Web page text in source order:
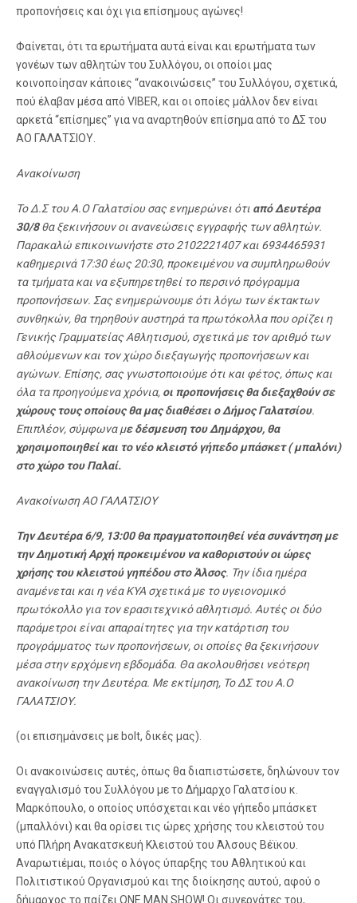
προπονήσεις και όχι για επίσημους αγώνες!
Φαίνεται, ότι τα ερωτήματα αυτά είναι και ερωτήματα των
γονέων των αθλητών του Συλλόγου, οι οποίοι μας
κοινοποίησαν κάποιες “ανακοινώσεις” του Συλλόγου, σχετικά,
πού έλαβαν μέσα από VIBER, και οι οποίες μάλλον δεν είναι
αρκετά “επίσημες” για να αναρτηθούν επίσημα από το ΔΣ του
ΑΟ ΓΑΛΑΤΣΙΟΥ.
Ανακοίνωση
Το Δ.Σ του Α.Ο Γαλατσίου σας ενημερώνει ότι από Δευτέρα
30/8θα ξεκινήσουν οι ανανεώσεις εγγραφής των αθλητών.
Παρακαλώ επικοινωνήστε στο 2102221407 και 6934465931
καθημερινά 17:30 έως 20:30, προκειμένου να συμπληρωθούν
τα τμήματα και να εξυπηρετηθεί το περσινό πρόγραμμα
προπονήσεων. Σας ενημερώνουμε ότι λόγω των έκτακτων
συνθηκών, θα τηρηθούν αυστηρά τα πρωτόκολλα που ορίζει η
Γενικής Γραμματείας Αθλητισμού, σχετικά με τον αριθμό των
αθλούμενων και τον χώρο διεξαγωγής προπονήσεων και
αγώνων. Επίσης, σας γνωστοποιούμε ότι και φέτος, όπως και
όλα τα προηγούμενα χρόνια, οι προπονήσεις θα διεξαχθούν σε
χώρους τους οποίους θα μας διαθέσει ο Δήμος Γαλατσίου.
Επιπλέον, σύμφωνα με δέσμευση του Δημάρχου, θα
χρησιμοποιηθεί και το νέο κλειστό γήπεδο μπάσκετ ( μπαλόνι)
στο χώρο του Παλαί.
Ανακοίνωση ΑΟ ΓΑΛΑΤΣΙΟΥ
Την Δευτέρα 6/9, 13:00 θα πραγματοποιηθεί νέα συνάντηση με
την Δημοτική Αρχή προκειμένου να καθοριστούν οι ώρες
χρήσης του κλειστού γηπέδου στο Άλσος. Την ίδια ημέρα
αναμένεται και η νέα ΚΥΑ σχετικά με το υγειονομικό
πρωτόκολλο για τον ερασιτεχνικό αθλητισμό. Αυτές οι δύο
παράμετροι είναι απαραίτητες για την κατάρτιση του
προγράμματος των προπονήσεων, οι οποίες θα ξεκινήσουν
μέσα στην ερχόμενη εβδομάδα. Θα ακολουθήσει νεότερη
ανακοίνωση την Δευτέρα. Με εκτίμηση, Το ΔΣ του Α.Ο
ΓΑΛΑΤΣΙΟΥ.
(οι επισημάνσεις με bolt, δικές μας).
Οι ανακοινώσεις αυτές, όπως θα διαπιστώσετε, δηλώνουν τον
εναγγαλισμό του Συλλόγου με το Δήμαρχο Γαλατσίου κ.
Μαρκόπουλο, ο οποίος υπόσχεται και νέο γήπεδο μπάσκετ
(μπαλλόνι) και θα ορίσει τις ώρες χρήσης του κλειστού του
υπό Πλήρη Ανακατσκευή Κλειστού του Άλσους Βέϊκου.
Αναρωτιέμαι, ποιός ο λόγος ύπαρξης του Αθλητικού και
Πολιτιστικού Οργανισμού και της διοίκησης αυτού, αφού ο
δήμαρχος το παίζει ΟΝΕ ΜΑΝ SΗΟW! Οι συνεργάτες του,